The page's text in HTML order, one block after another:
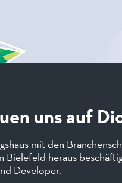
uns auf
mit den
heraus
Developer.